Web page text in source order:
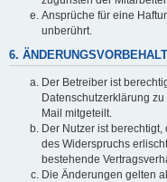
Ansprüche für eine
unberührt.
6. ÄNDERUNGSVORBEHALT
Der Betreiber ist
Datenschutzerklärung
Mail mitgeteilt.
Der Nutzer ist
des Widerspruchs
bestehende
Die Änderungen gelten